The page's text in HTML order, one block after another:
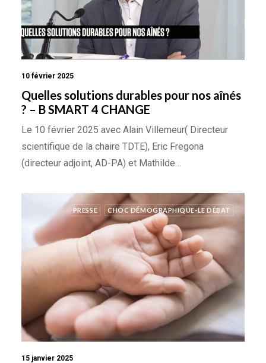
10 février 2025
Quelles solutions durables pour nos aînés
? – B SMART 4 CHANGE
Le 10 février 2025 avec Alain Villemeur( Directeur
scientifique de la chaire TDTE), Eric Fregona
(directeur adjoint, AD-PA) et Mathilde…
PRESSE CHOC DÉMOGRAPHIQUE-LE DÉBAT
15 janvier 2025